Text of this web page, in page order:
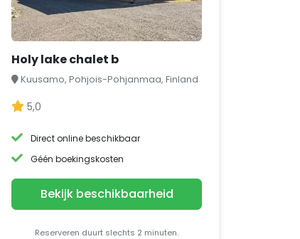
Holy lake chalet b
Kuusamo, Pohjois-Pohjanmaa, Finland
5,0
Direct online beschikbaar
Géén boekingskosten
Bekijk beschikbaarheid
Reserveren duurt slechts 2 minuten.